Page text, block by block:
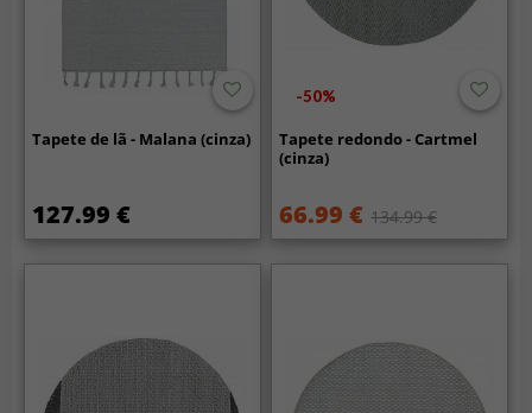
Tapete de lã - Malana (cinza)
127.99 €
-50%
Tapete redondo - Cartmel
(cinza)
66.99 € 134.99 €